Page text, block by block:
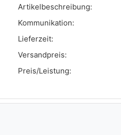
Artikelbeschreibung:
Kommunikation:
Lieferzeit:
Versandpreis:
Preis/Leistung: